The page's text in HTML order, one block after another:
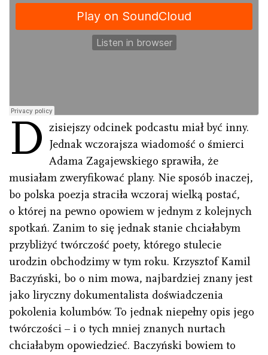
D zisiejszy odcinek podcastu miał być inny.
Jednak wczorajsza wiadomość o śmierci
Adama Zagajewskiego sprawiła, że
musiałam zweryfikować plany. Nie sposób inaczej,
bo polska poezja straciła wczoraj wielką postać,
o której na pewno opowiem w jednym z kolejnych
spotkań. Zanim to się jednak stanie chciałabym
przybliżyć twórczość poety, którego stulecie
urodzin obchodzimy w tym roku. Krzysztof Kamil
Baczyński, bo o nim mowa, najbardziej znany jest
jako liryczny dokumentalista doświadczenia
pokolenia kolumbów. To jednak niepełny opis jego
twórczości – i o tych mniej znanych nurtach
chciałabym opowiedzieć. Baczyński bowiem to